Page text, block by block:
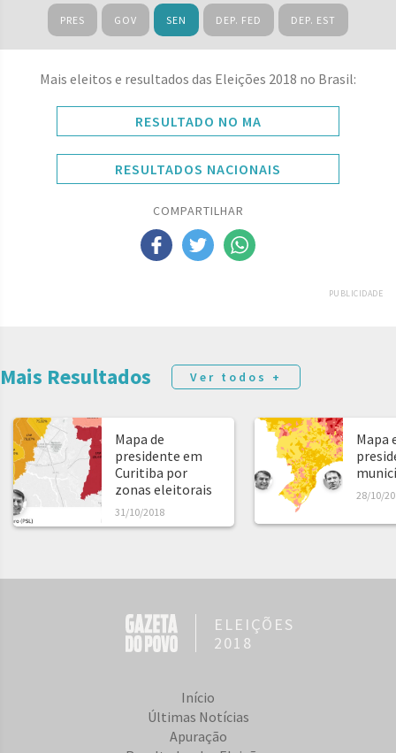
PRES GOV SEN DEP. FED DEP. EST
Mais eleitos e resultados das Eleições 2018 no Brasil:
RESULTADO NO MA
RESULTADOS NACIONAIS
COMPARTILHAR
PUBLICIDADE
Mais Resultados Ver todos +
Mapa de
presidente em
Curitiba por
zonas eleitorais
31/10/2018
Mapa
28/10/
ELEIÇÕES
2018
Início
Últimas Notícias
Apuração